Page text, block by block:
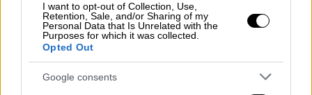
I want to opt-out of Collection, Use,
Retention, Sale, and/or Sharing of my
Personal Data that Is Unrelated with the
Purposes for which it was collected.
Opted Out
Google consents
A boat in the Global Sumud Flotilla
lost contact after being attacked by
Israeli forces in the Mediterranean.
pic.twitter.com/AuAWPHbJ2t